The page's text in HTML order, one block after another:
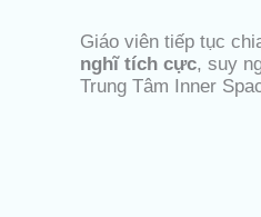
Giáo viên tiếp tục
nghĩ tích cực, suy
Trung Tâm Inner